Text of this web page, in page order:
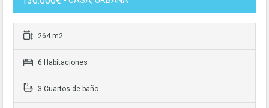
264 m2
6 Habitaciones
3 Cuartos de baño